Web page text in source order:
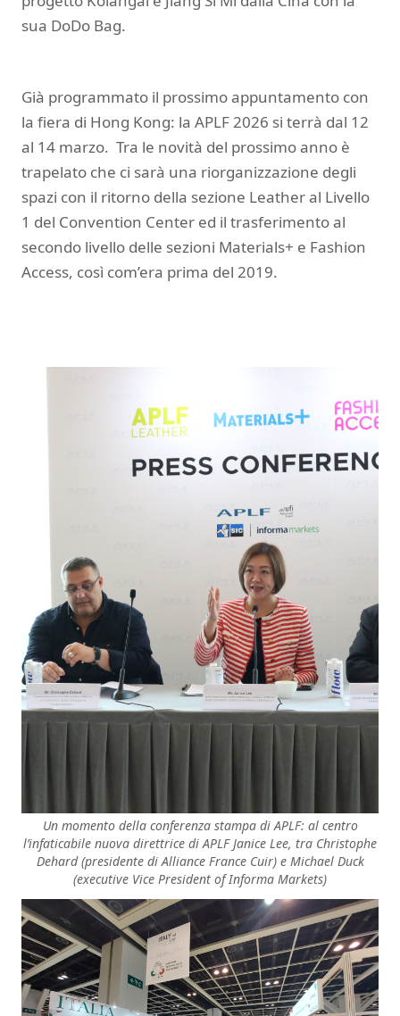
sua DoDo Bag.
Già programmato il prossimo appuntamento con
la fiera di Hong Kong: la APLF 2026 si terrà dal 12
al 14 marzo. Tra le novità del prossimo anno è
trapelato che ci sarà una riorganizzazione degli
spazi con il ritorno della sezione Leather al Livello
1 del Convention Center ed il trasferimento al
secondo livello delle sezioni Materials+ e Fashion
Access, così com’era prima del 2019.
Un momento della conferenza stampa di APLF: al centro
l’infaticabile nuova direttrice di APLF Janice Lee, tra Christophe
Dehard (presidente di Alliance France Cuir) e Michael Duck
(executive Vice President of Informa Markets)